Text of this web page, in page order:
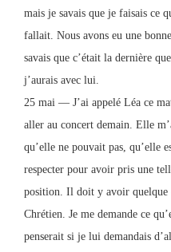
mais je savais que je faisais ce
fallait. Nous avons eu une
savais que c’était la dernière que
j’aurais avec lui.
25 mai — J’ai appelé Léa ce
aller au concert demain. Elle
qu’elle ne pouvait pas, qu’elle
respecter pour avoir pris une
position. Il doit y avoir quelque
Chrétien. Je me demande ce
penserait si je lui demandais